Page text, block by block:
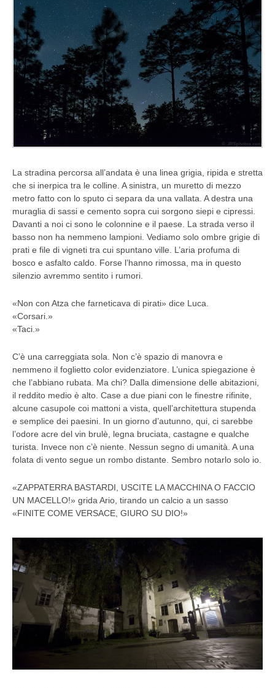
La stradina percorsa all’andata è una linea grigia, ripida e stretta
che si inerpica tra le colline. A sinistra, un muretto di mezzo
metro fatto con lo sputo ci separa da una vallata. A destra una
muraglia di sassi e cemento sopra cui sorgono siepi e cipressi.
Davanti a noi ci sono le colonnine e il paese. La strada verso il
basso non ha nemmeno lampioni. Vediamo solo ombre grigie di
prati e file di vigneti tra cui spuntano ville. L’aria profuma di
bosco e asfalto caldo. Forse l’hanno rimossa, ma in questo
silenzio avremmo sentito i rumori.
«Non con Atza che farneticava di pirati» dice Luca.
«Corsari.»
«Taci.»
C’è una carreggiata sola. Non c’è spazio di manovra e
nemmeno il foglietto color evidenziatore. L’unica spiegazione è
che l’abbiano rubata. Ma chi? Dalla dimensione delle abitazioni,
il reddito medio è alto. Case a due piani con le finestre rifinite,
alcune casupole coi mattoni a vista, quell’architettura stupenda
e semplice dei paesini. In un giorno d’autunno, qui, ci sarebbe
l’odore acre del vin brulè, legna bruciata, castagne e qualche
turista. Invece non c’è niente. Nessun segno di umanità. A una
folata di vento segue un rombo distante. Sembro notarlo solo io.
«ZAPPATERRA BASTARDI, USCITE LA MACCHINA O FACCIO
UN MACELLO!» grida Ario, tirando un calcio a un sasso
«FINITE COME VERSACE, GIURO SU DIO!»